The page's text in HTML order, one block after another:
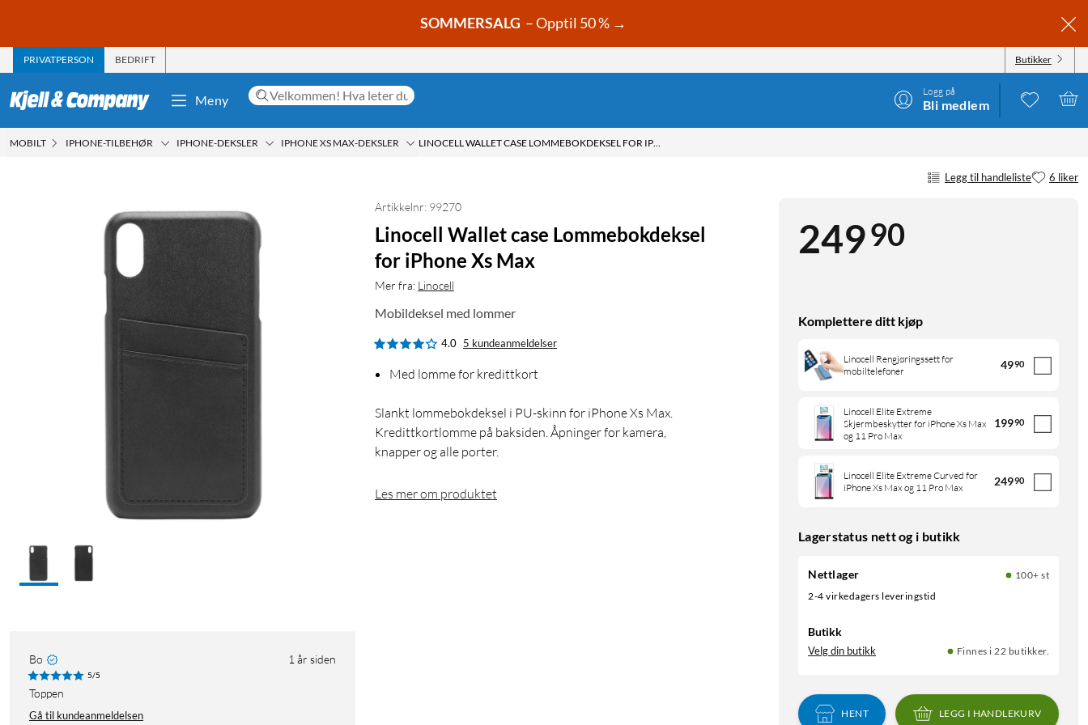
SOMMERSALG – Opptil 50 % →
PRIVATPERSON BEDRIFT Butikker
Meny
Logg på
Bli medlem
MOBILT IPHONE-TILBEHØR IPHONE-DEKSLER IPHONE XS MAX-DEKSLER LINOCELL WALLET CASE LOMMEBOKDEKSEL FOR IPHONE XS MAX
Legg til handleliste 6 liker
24990
Komplettere ditt kjøp
Linocell Rengjøringssett for
mobiltelefoner
4990
Linocell Elite Extreme
Skjermbeskytter for iPhone Xs Max
og 11 Pro Max
19990
Linocell Elite Extreme Curved for
iPhone Xs Max og 11 Pro Max
24990
Lagerstatus nett og i butikk
Nettlager
100+ st
2-4 virkedagers leveringstid
Butikk
Velg din butikk Finnes i 22 butikker.
HENT LEGG I HANDLEKURV
Artikkelnr: 99270
Linocell Wallet case Lommebokdeksel
for iPhone Xs Max
Mer fra: Linocell
Mobildeksel med lommer
4.0 5 kundeanmeldelser
Med lomme for kredittkort
Slankt lommebokdeksel i PU-skinn for iPhone Xs Max.
Kredittkortlomme på baksiden. Åpninger for kamera,
knapper og alle porter.
Les mer om produktet
Bo 1 år siden
5/5
Toppen
Gå til kundeanmeldelsen